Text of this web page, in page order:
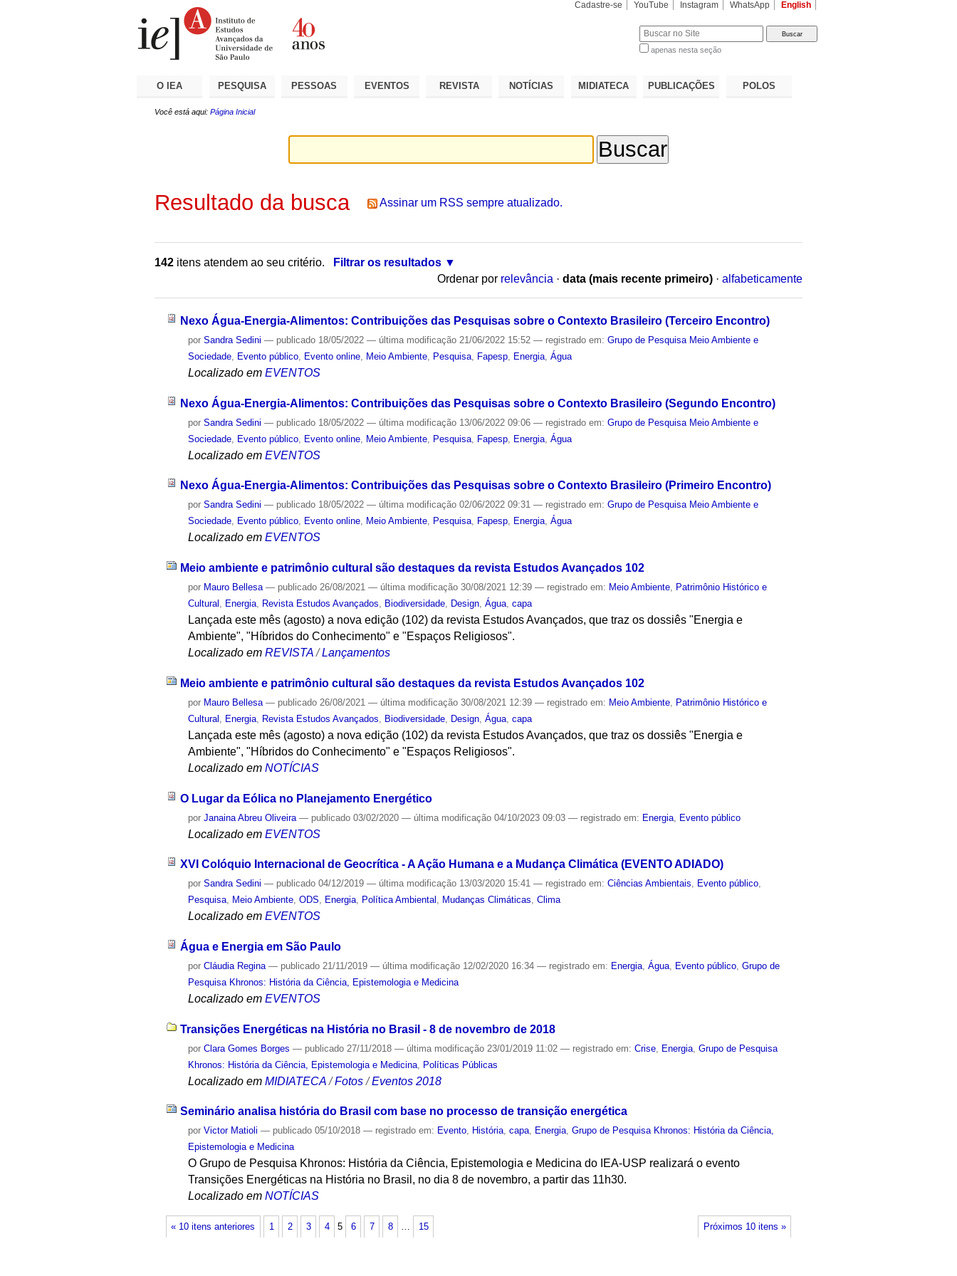
Cadastre-se YouTube Instagram WhatsApp English
apenas nesta seção
O IEA PESQUISA PESSOAS EVENTOS REVISTA NOTÍCIAS MIDIATECA PUBLICAÇÕES POLOS
Você está aqui: Página Inicial
Resultado da busca Assinar um RSS sempre atualizado.
142 itens atendem ao seu critério.
Filtrar os resultados
Ordenar por relevância · data (mais recente primeiro) · alfabeticamente
Nexo Água-Energia-Alimentos: Contribuições das Pesquisas sobre o Contexto Brasileiro (Terceiro Encontro)
porSandra Sedini — publicado 18/05/2022— última modificação 21/06/2022 15:52— registrado em:Grupo de Pesquisa Meio Ambiente e
Sociedade
Evento público Evento online Meio Ambiente Pesquisa Fapesp Energia ,Água
Localizado em EVENTOS
Nexo Água-Energia-Alimentos: Contribuições das Pesquisas sobre o Contexto Brasileiro (Segundo Encontro)
porSandra Sedini — publicado 18/05/2022— última modificação 13/06/2022 09:06— registrado em:Grupo de Pesquisa Meio Ambiente e
Sociedade Evento público Evento online Meio Ambiente Pesquisa Fapesp Energia ,Água
Localizado em EVENTOS
Nexo Água-Energia-Alimentos: Contribuições das Pesquisas sobre o Contexto Brasileiro (Primeiro Encontro)
porSandra Sedini — publicado 18/05/2022— última modificação 02/06/2022 09:31— registrado em:Grupo de Pesquisa Meio Ambiente e
Sociedade, Evento público, Evento online, Meio Ambiente, Pesquisa, Fapesp, Energia,Água
Localizado em EVENTOS
Meio ambiente e patrimônio cultural são destaques da revista Estudos Avançados 102
por Mauro Bellesa — publicado 26/08/2021— última modificação 30/08/2021 12:39— registrado em: Meio Ambiente, Patrimônio Histórico e
Cultural , Energia, Revista Estudos Avançados, Biodiversidade, Design,Água,capa
Lançada este mês (agosto) a nova edição (102) da revista Estudos Avançados, que traz os dossiês "Energia e
Ambiente", "Híbridos do Conhecimento" e "Espaços Religiosos".
Localizado em REVISTA /Lançamentos
Meio ambiente e patrimônio cultural são destaques da revista Estudos Avançados 102
por Mauro Bellesa — publicado 26/08/2021— última modificação 30/08/2021 12:39— registrado em: Meio Ambiente
Patrimônio Histórico e
Cultural
Energia Revista Estudos Avançados Biodiversidade Design ,Água ,capa
Lançada este mês (agosto) a nova edição (102) da revista Estudos Avançados, que traz os dossiês "Energia e
Ambiente", "Híbridos do Conhecimento" e "Espaços Religiosos".
Localizado em NOTÍCIAS
O Lugar da Eólica no Planejamento Energético
porJanaina Abreu Oliveira — publicado 03/02/2020— última modificação 04/10/2023 09:03— registrado em: Energia Evento público
Localizado em EVENTOS
XVI Colóquio Internacional de Geocrítica - A Ação Humana e a Mudança Climática (EVENTO ADIADO)
porSandra Sedini — publicado 04/12/2019— última modificação 13/03/2020 15:41— registrado em:Ciências Ambientais, Evento público,
Pesquisa, Meio Ambiente,ODS, Energia, Política Ambiental , Mudanças Climáticas,Clima
Localizado em EVENTOS
Água e Energia em São Paulo
porCláudia Regina — publicado 21/11/2019— última modificação 12/02/2020 16:34— registrado em: Energia ,Água Evento público ,Grupo de
Pesquisa Khronos: História da Ciência, Epistemologia e Medicina
Localizado em EVENTOS
Transições Energéticas na História no Brasil - 8 de novembro de 2018
porClara Gomes Borges — publicado 27/11/2018— última modificação 23/01/2019 11:02— registrado em:Crise Energia ,Grupo de Pesquisa
Khronos: História da Ciência, Epistemologia e Medicina Políticas Públicas
Localizado em MIDIATECA /Fotos /Eventos 2018
Seminário analisa história do Brasil com base no processo de transição energética
porVictor Matioli — publicado 05/10/2018— registrado em: Evento, História,capa, Energia,Grupo de Pesquisa Khronos: História da Ciência,
Epistemologia e Medicina
O Grupo de Pesquisa Khronos: História da Ciência, Epistemologia e Medicina do IEA-USP realizará o evento
Transições Energéticas na História no Brasil, no dia 8 de novembro, a partir das 11h30.
Localizado em NOTÍCIAS
« 10 itens anteriores Próximos 10 itens »
1 2 3 4 5 6 7 8 15